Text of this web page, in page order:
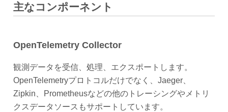
主なコンポーネント
OpenTelemetry Collector
観測データを受信、処理、エクスポートします。
OpenTelemetryプロトコルだけでなく、Jaeger、
Zipkin、Prometheusなどの他のトレーシングやメトリ
クスデータソースもサポートしています。